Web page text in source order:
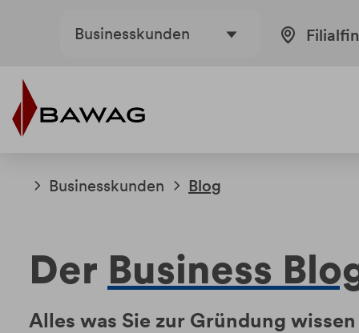
Businesskunden
Businesskunden Blog
Der Business
Alles was Sie zur Gründung wissen